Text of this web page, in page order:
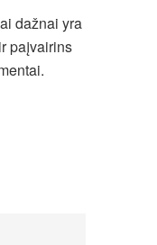
dažnai yra
paįvairins